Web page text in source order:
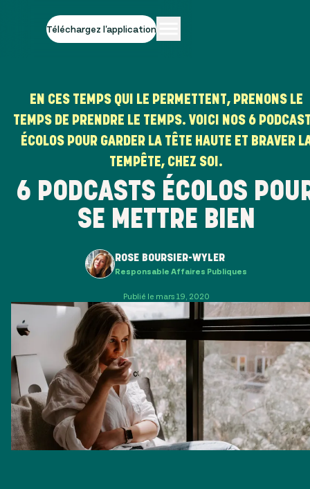
Téléchargez l'application
EN CES TEMPS QUI LE PERMETTENT, PRENONS LE
TEMPS DE PRENDRE LE TEMPS. VOICI NOS 6
ÉCOLOS POUR GARDER LA TÊTE HAUTE ET BRAVER
TEMPÊTE, CHEZ SOI.
6 PODCASTS ÉCOLOS
SE METTRE BIEN
ROSE BOURSIER-WYLER
Responsable Affaires Publiques
Publié le mars 19, 2020